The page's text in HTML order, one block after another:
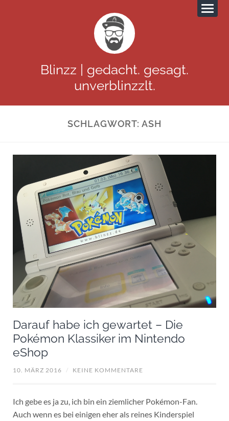
Blinzz | gedacht. gesagt.
unverblinzzlt.
SCHLAGWORT:ASH
Darauf habe ich gewartet – Die
Pokémon Klassiker im Nintendo
eShop
10. MÄRZ 2016 / KEINE KOMMENTARE
Ich gebe es ja zu, ich bin ein ziemlicher Pokémon-Fan.
Auch wenn es bei einigen eher als reines Kinderspiel